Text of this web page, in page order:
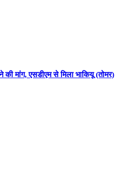
की मांग, एसडीएम से मिला भाकियू (तोमर)